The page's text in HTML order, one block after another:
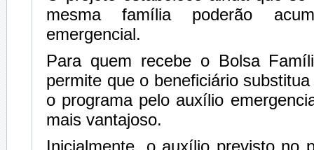
mesma família poderão
emergencial.
Para quem recebe o Bolsa
permite que o beneficiário
o programa pelo auxílio
mais vantajoso.
Inicialmente, o auxílio previsto no